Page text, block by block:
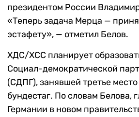
президентом России
«Теперь задача Мерца —
эстафету», — отметил Белов.
ХДС/ХСС планирует
Социал-демократической
(СДПГ), занявшей третье
бундестаг. По словам Белова,
Германии в новом